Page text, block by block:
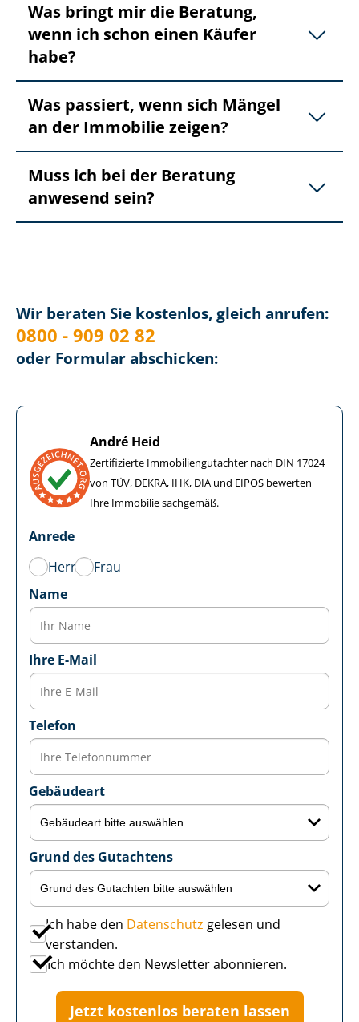
Was bringt mir die Beratung,
wenn ich schon einen Käufer
habe?
Was passiert, wenn sich Mängel
an der Immobilie zeigen?
Muss ich bei der Beratung
anwesend sein?
Wir beraten Sie kostenlos, gleich anrufen:
0800 - 909 02 82
oder Formular abschicken:
André Heid
Zertifizierte Im­mo­bi­li­en­gut­ach­ter nach DIN 17024
von TÜV, DEKRA, IHK, DIA und EIPOS bewerten
Ihre Immobilie sachgemäß.
Anrede
Herr
Frau
Name
Ihre E-Mail
Telefon
Gebäudeart
Grund des Gutachtens
Ich habe den Datenschutz gelesen und
verstanden.
Ich möchte den Newsletter abonnieren.
Jetzt kostenlos beraten lassen